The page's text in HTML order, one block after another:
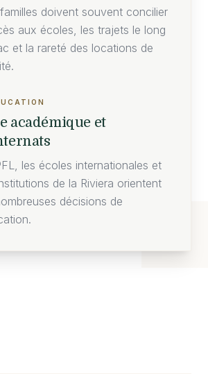
doivent souvent concilier
aux écoles, les trajets le long
et la rareté des locations de
académique et
les écoles internationales et
de la Riviera orientent
décisions de